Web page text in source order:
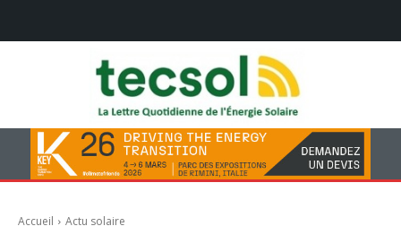
Accueil Actu solaire